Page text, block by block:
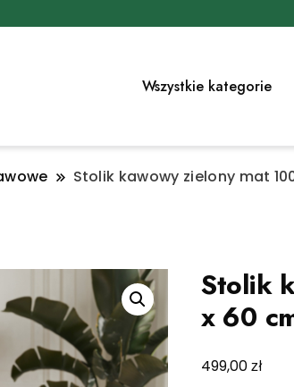
Wszystkie kategorie
Stolik kawowy zielony mat
Stolik
x 60
499,00zł